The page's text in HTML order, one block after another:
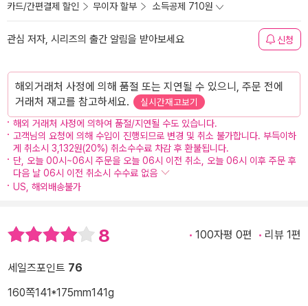
카드/간편결제 할인 무이자 할부 소득공제 710원
관심 저자, 시리즈의 출간 알림을 받아보세요 신청
해외거래처 사정에 의해 품절 또는 지연될 수 있으니, 주문 전에
거래처 재고를 참고하세요.
실시간재고보기
해외 거래처 사정에 의하여 품절/지연될 수도 있습니다.
고객님의 요청에 의해 수입이 진행되므로 변경 및 취소 불가합니다. 부득이하
게 취소시 3,132원(20%) 취소수수료 차감 후 환불됩니다.
단, 오늘 00시~06시 주문을 오늘 06시 이전 취소, 오늘 06시 이후 주문 후
다음 날 06시 이전 취소시 수수료 없음
US, 해외배송불가
8 100자평 0편 리뷰 1편
세일즈포인트 76
160쪽141*175mm141g